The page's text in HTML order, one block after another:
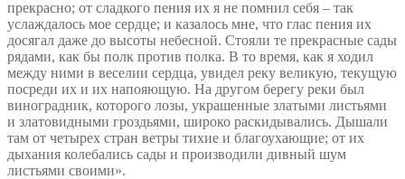
прекрасно; от сладкого пения их я не помнил себя – так
услаждалось мое сердце; и казалось мне, что глас пения их
досягал даже до высоты небесной. Стояли те прекрасные сады
рядами, как бы полк против полка. В то время, как я ходил
между ними в веселии сердца, увидел реку великую, текущую
посреди их и их напояющую. На другом берегу реки был
виноградник, которого лозы, украшенные златыми листьями
и златовидными гроздьями, широко раскидывались. Дышали
там от четырех стран ветры тихие и благоухающие; от их
дыхания колебались сады и производили дивный шум
листьями своими».